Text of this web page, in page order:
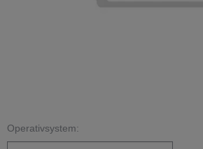
Operativsystem: